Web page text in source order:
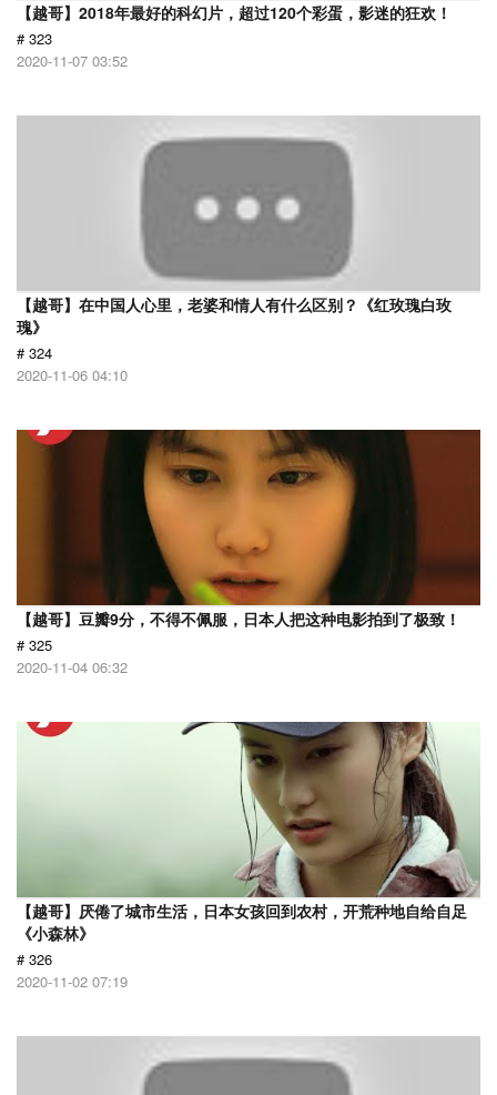
【越哥】2018年最好的科幻片，超过120个彩蛋，影迷的狂欢！
# 323
2020-11-07 03:52
【越哥】在中国人心里，老婆和情人有什么区别？《红玫瑰白玫
瑰》
# 324
2020-11-06 04:10
【越哥】豆瓣9分，不得不佩服，日本人把这种电影拍到了极致！
# 325
2020-11-04 06:32
【越哥】厌倦了城市生活，日本女孩回到农村，开荒种地自给自足
《小森林》
# 326
2020-11-02 07:19